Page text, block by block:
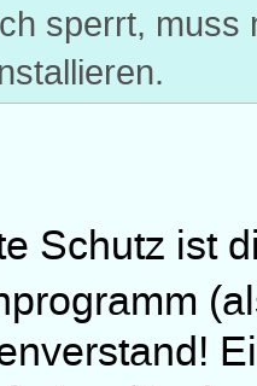
sperrt, muss
Schutz ist